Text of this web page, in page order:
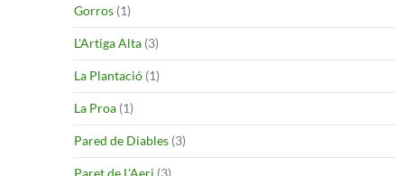
Gorros (1)
L'Artiga Alta (3)
La Plantació (1)
La Proa (1)
Pared de Diables (3)